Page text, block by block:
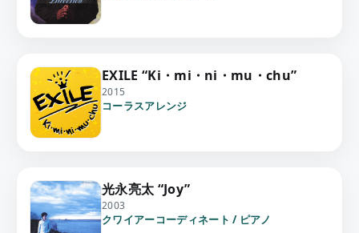
EXILE “Ki・mi・ni・mu・chu”
2015
コーラスアレンジ
光永亮太 “Joy”
2003
クワイアーコーディネート / ピアノ